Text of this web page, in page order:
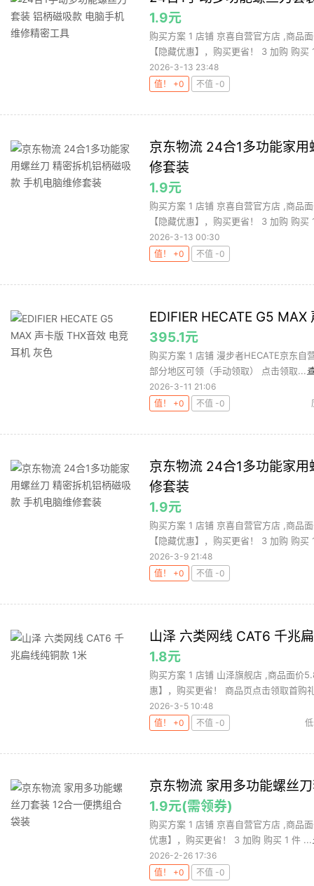
1.9元
购买方案 1 店铺 京喜自营官方店 ,商品
【隐藏优惠】，购买更省！ 3 加购 购买
2026-3-13 23:48
值！ +0
不值 -0
京东物流 24合1多功能家
修套装
1.9元
购买方案 1 店铺 京喜自营官方店 ,商品
【隐藏优惠】，购买更省！ 3 加购 购买
2026-3-13 00:30
值！ +0
不值 -0
EDIFIER HECATE G5
395.1元
购买方案 1 店铺 漫步者HECATE京东
部分地区可领（手动领取） 点击领取...
2026-3-11 21:06
值！ +0
不值 -0
京东物流 24合1多功能家
修套装
1.9元
购买方案 1 店铺 京喜自营官方店 ,商品
【隐藏优惠】，购买更省！ 3 加购 购买
2026-3-9 21:48
值！ +0
不值 -0
山泽 六类网线 CAT6 千兆
1.8元
购买方案 1 店铺 山泽旗舰店 ,商品面价
惠】，购买更省！ 商品页点击领取首购
2026-3-5 10:48
值！ +0
不值 -0
京东物流 家用多功能螺丝
1.9元(需领券)
购买方案 1 店铺 京喜自营官方店 ,商品
优惠】，购买更省！ 3 加购 购买 1 件 ...
2026-2-26 17:36
值！ +0
不值 -0